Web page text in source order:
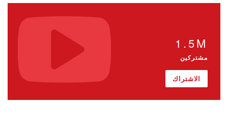
1.5M
مشتركين
الاشتراك